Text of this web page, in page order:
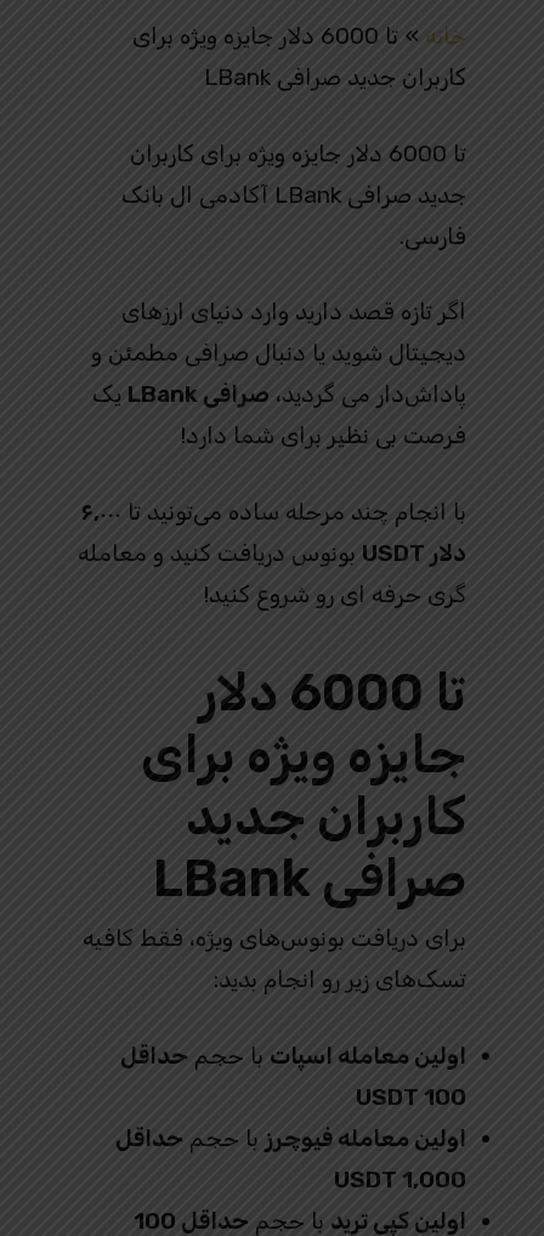
خانه »
تا 6000 دلار جایزه ویژه برای
کاربران جدید صرافی LBank
تا 6000 دلار جایزه ویژه برای کاربران
جدید صرافی LBank آکادمی ال بانک
فارسی.
اگر تازه قصد دارید وارد دنیای ارزهای
دیجیتال شوید یا دنبال صرافی مطمئن و
پاداش‌دار می‌ گردید، صرافی LBank
یک
فرصت بی‌ نظیر برای شما دارد!
با انجام چند مرحله ساده می‌تونید تا ۶,۰۰۰
دلار USDT
بونوس دریافت کنید و معامله‌
گری حرفه‌ ای رو شروع کنید!
تا 6000 دلار
جایزه ویژه برای
کاربران جدید
صرافی LBank
برای دریافت بونوس‌های ویژه، فقط کافیه
تسک‌های زیر رو انجام بدید:
اولین معامله اسپات با حجم حداقل
100 USDT
اولین معامله فیوچرز با حجم حداقل
1,000 USDT
اولین کپی ترید با حجم
حداقل 100